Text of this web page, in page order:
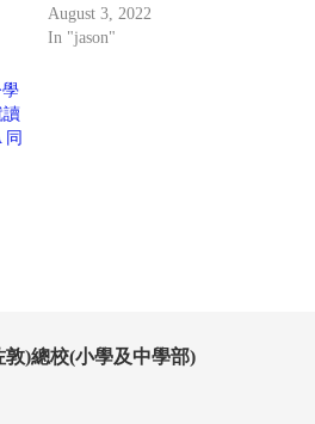
August 3, 2022
In "jason"
學
讀
敦)總校(小學及中學部)